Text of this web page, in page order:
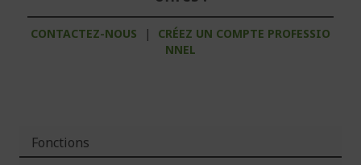
CONTACTEZ-NOUS |
CRÉEZ UN COMPTE PROFESSIO
NNEL
Fonctions